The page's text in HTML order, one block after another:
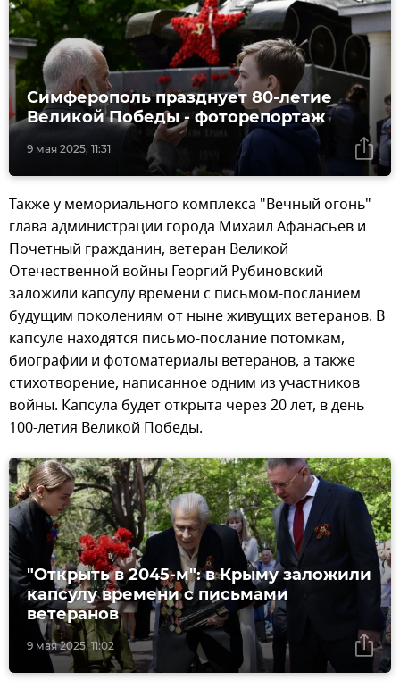
9 мая 2025, 11:31
Симферополь празднует 80-летие
Великой Победы - фоторепортаж
Также у мемориального комплекса "Вечный огонь"
глава администрации города Михаил Афанасьев и
Почетный гражданин, ветеран Великой
Отечественной войны Георгий Рубиновский
заложили капсулу времени с письмом-посланием
будущим поколениям от ныне живущих ветеранов. В
капсуле находятся письмо-послание потомкам,
биографии и фотоматериалы ветеранов, а также
стихотворение, написанное одним из участников
войны. Капсула будет открыта через 20 лет, в день
100-летия Великой Победы.
9 мая 2025, 11:02
"Открыть в 2045-м": в Крыму заложили
капсулу времени с письмами
ветеранов